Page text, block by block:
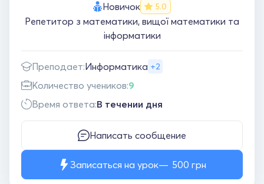
Новичок 5.0
Репетитор з математики, вищої математики та
інформатики
Преподает:Информатика +2
Количество учеников:9
Время ответа:В течении дня
Написать сообщение
Записаться на урок 500 грн